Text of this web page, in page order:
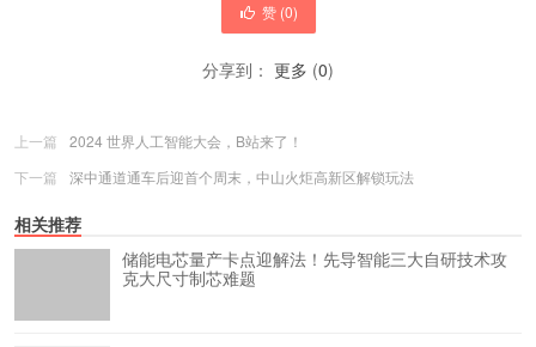
赞 (0)
分享到： 更多 (0)
上一篇
2024 世界人工智能大会，B站来了！
下一篇
深中通道通车后迎首个周末，中山火炬高新区解锁玩法
相关推荐
储能电芯量产卡点迎解法！先导智能三大自研技术攻
克大尺寸制芯难题